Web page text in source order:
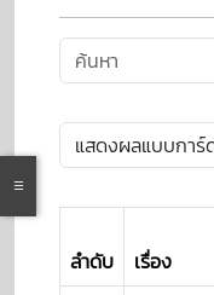
ลำดับ เรื่อง